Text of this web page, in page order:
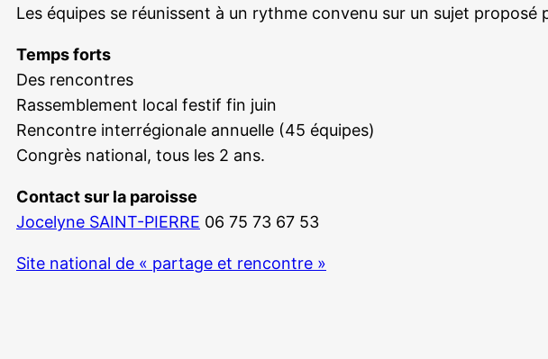
Les équipes se réunissent à un rythme convenu sur un sujet proposé
Temps forts
Des rencontres
Rassemblement local festif fin juin
Rencontre interrégionale annuelle (45 équipes)
Congrès national, tous les 2 ans.
Contact sur la paroisse
Jocelyne SAINT-PIERRE 06 75 73 67 53
Site national de « partage et rencontre »